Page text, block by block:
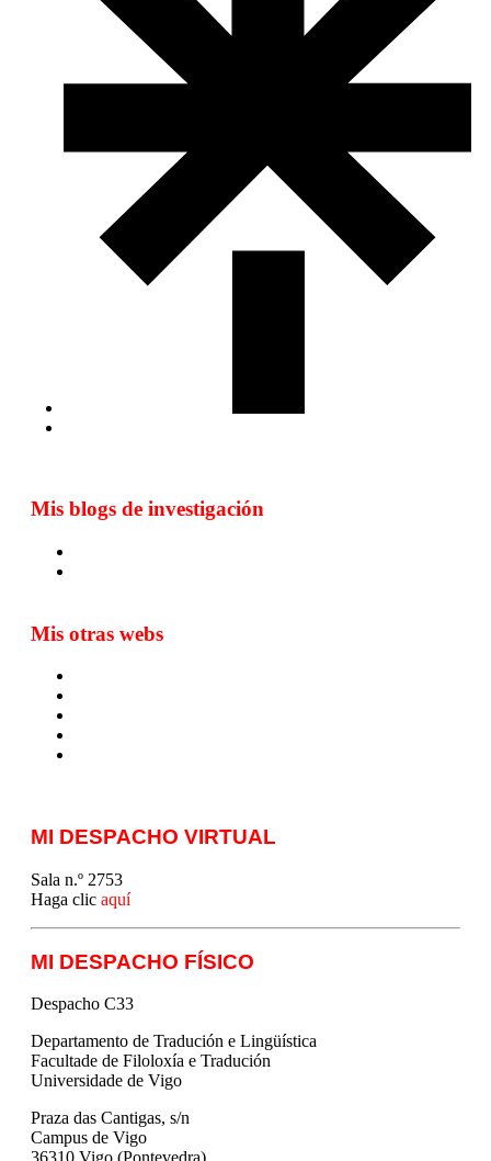
Mis blogs de investigación
Mis otras webs
MI DESPACHO VIRTUAL
Sala n.º 2753
Haga clic aquí
MI DESPACHO FÍSICO
Despacho C33
Departamento de Tradución e Lingüística
Facultade de Filoloxía e Tradución
Universidade de Vigo
Praza das Cantigas, s/n
Campus de Vigo